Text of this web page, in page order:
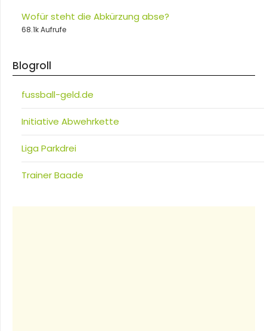
Wofür steht die Abkürzung abse?
68.1k Aufrufe
Blogroll
fussball-geld.de
Initiative Abwehrkette
Liga Parkdrei
Trainer Baade